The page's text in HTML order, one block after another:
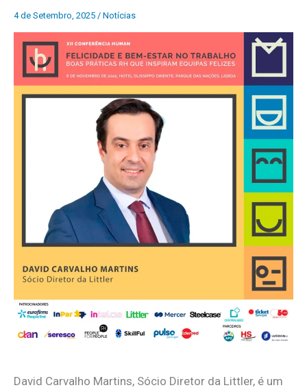
4 de Setembro, 2025 / Notícias
David Carvalho Martins, Sócio Diretor da Littler, é um